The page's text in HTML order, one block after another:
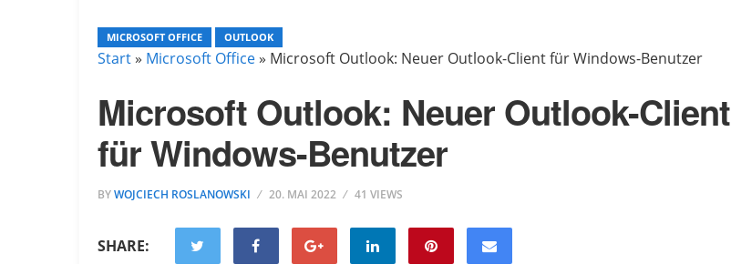
MICROSOFT OFFICE OUTLOOK
Start» Microsoft Office» Microsoft Outlook: Neuer Outlook-Client für Windows-Benutzer
Microsoft Outlook: Neuer Outlook-Client
für Windows-Benutzer
BYWOJCIECH ROSLANOWSKI 20. MAI 2022 41 VIEWS
SHARE: